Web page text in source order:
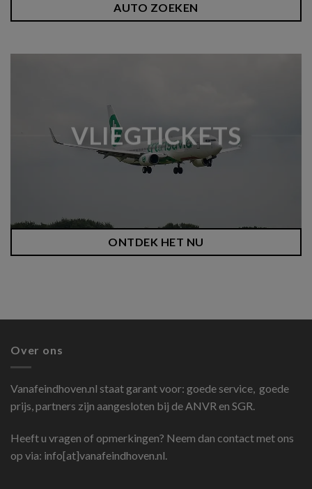
AUTO ZOEKEN
VLIEGTICKETS
ONTDEK HET NU
Over ons
Vanafeindhoven.nl staat garant voor: goede service, goede
prijs, partners zijn aangesloten bij de ANVR en SGR.
Heeft u vragen of opmerkingen? Neem dan contact met ons
op via: info[at]vanafeindhoven.nl.